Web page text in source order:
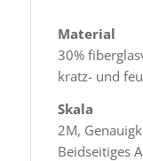
Material
30%
kratz- und
Skala
2M,
Beidseitiges